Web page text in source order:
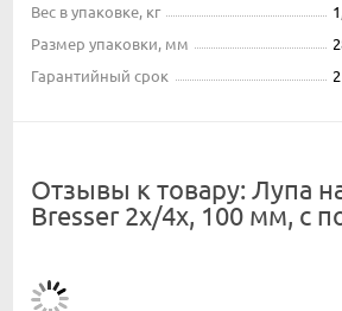
Вес в упаковке, кг
Размер упаковки, мм
Гарантийный срок
Отзывы к товару: Лупа
Bresser 2х/4x, 100 мм, с